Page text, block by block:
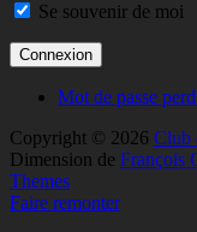
Se souvenir de moi
Mot de passe
Copyright © 2026 Club
Dimension de François
Themes
Faire remonter